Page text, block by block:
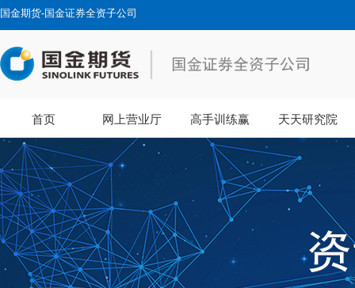
国金期货-国金证券全资子公司
首页 网上营业厅 高手训练赢 天天研究院